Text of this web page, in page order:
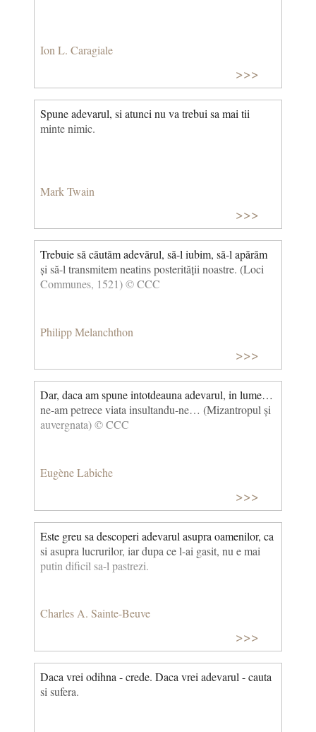
Ion L. Caragiale
>>>
Spune adevarul, si atunci nu va trebui sa mai tii
minte nimic.
Mark Twain
>>>
Trebuie să căutăm adevărul, să-l iubim, să-l apărăm
și să-l transmitem neatins posterității noastre. (Loci
Communes, 1521) © CCC
Philipp Melanchthon
>>>
Dar, daca am spune intotdeauna adevarul, in lume…
ne-am petrece viata insultandu-ne… (Mizantropul și
auvergnata) © CCC
Eugène Labiche
>>>
Este greu sa descoperi adevarul asupra oamenilor, ca
si asupra lucrurilor, iar dupa ce l-ai gasit, nu e mai
putin dificil sa-l pastrezi.
Charles A. Sainte-Beuve
>>>
Daca vrei odihna - crede. Daca vrei adevarul - cauta
si sufera.